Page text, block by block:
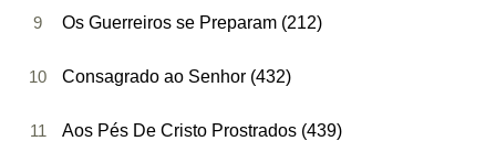
9 Os Guerreiros se Preparam (212)
10 Consagrado ao Senhor (432)
11 Aos Pés De Cristo Prostrados (439)